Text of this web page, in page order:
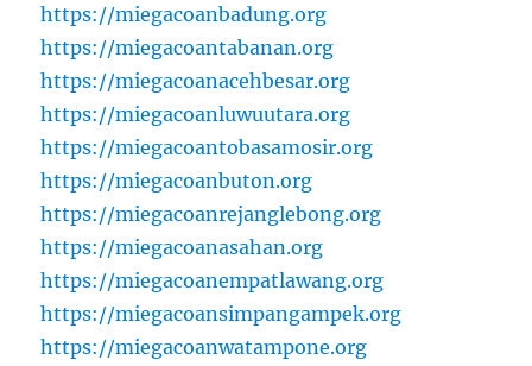
https://miegacoanbadung.org
https://miegacoantabanan.org
https://miegacoanacehbesar.org
https://miegacoanluwuutara.org
https://miegacoantobasamosir.org
https://miegacoanbuton.org
https://miegacoanrejanglebong.org
https://miegacoanasahan.org
https://miegacoanempatlawang.org
https://miegacoansimpangampek.org
https://miegacoanwatampone.org